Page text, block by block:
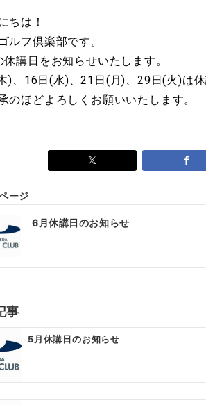
ちは！
ルフ倶楽部です。
休講日をお知らせいたします。
)、16日(水)、21日(月)、29日(火)は
のほどよろしくお願いいたします。
ージ
6月休講日のお知らせ
事
5月休講日のお知らせ